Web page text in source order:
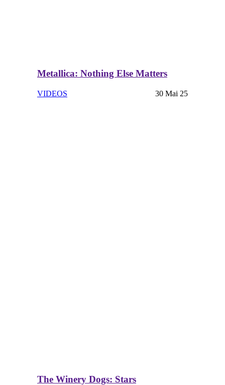
Metallica: Nothing Else Matters
VIDEOS 30 Mai 25
The Winery Dogs: Stars